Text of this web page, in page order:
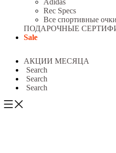
Adidas
Rec Specs
Все спортивные очки
ПОДАРОЧНЫЕ
Sale
АКЦИИ МЕСЯЦА
Search
Search
Search